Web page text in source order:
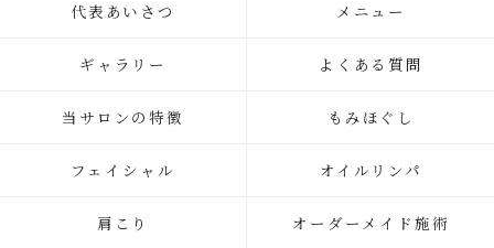
代表あいさつ メニュー
ギャラリー よくある質問
当サロンの特徴 もみほぐし
フェイシャル オイルリンパ
肩こり オーダーメイド施術